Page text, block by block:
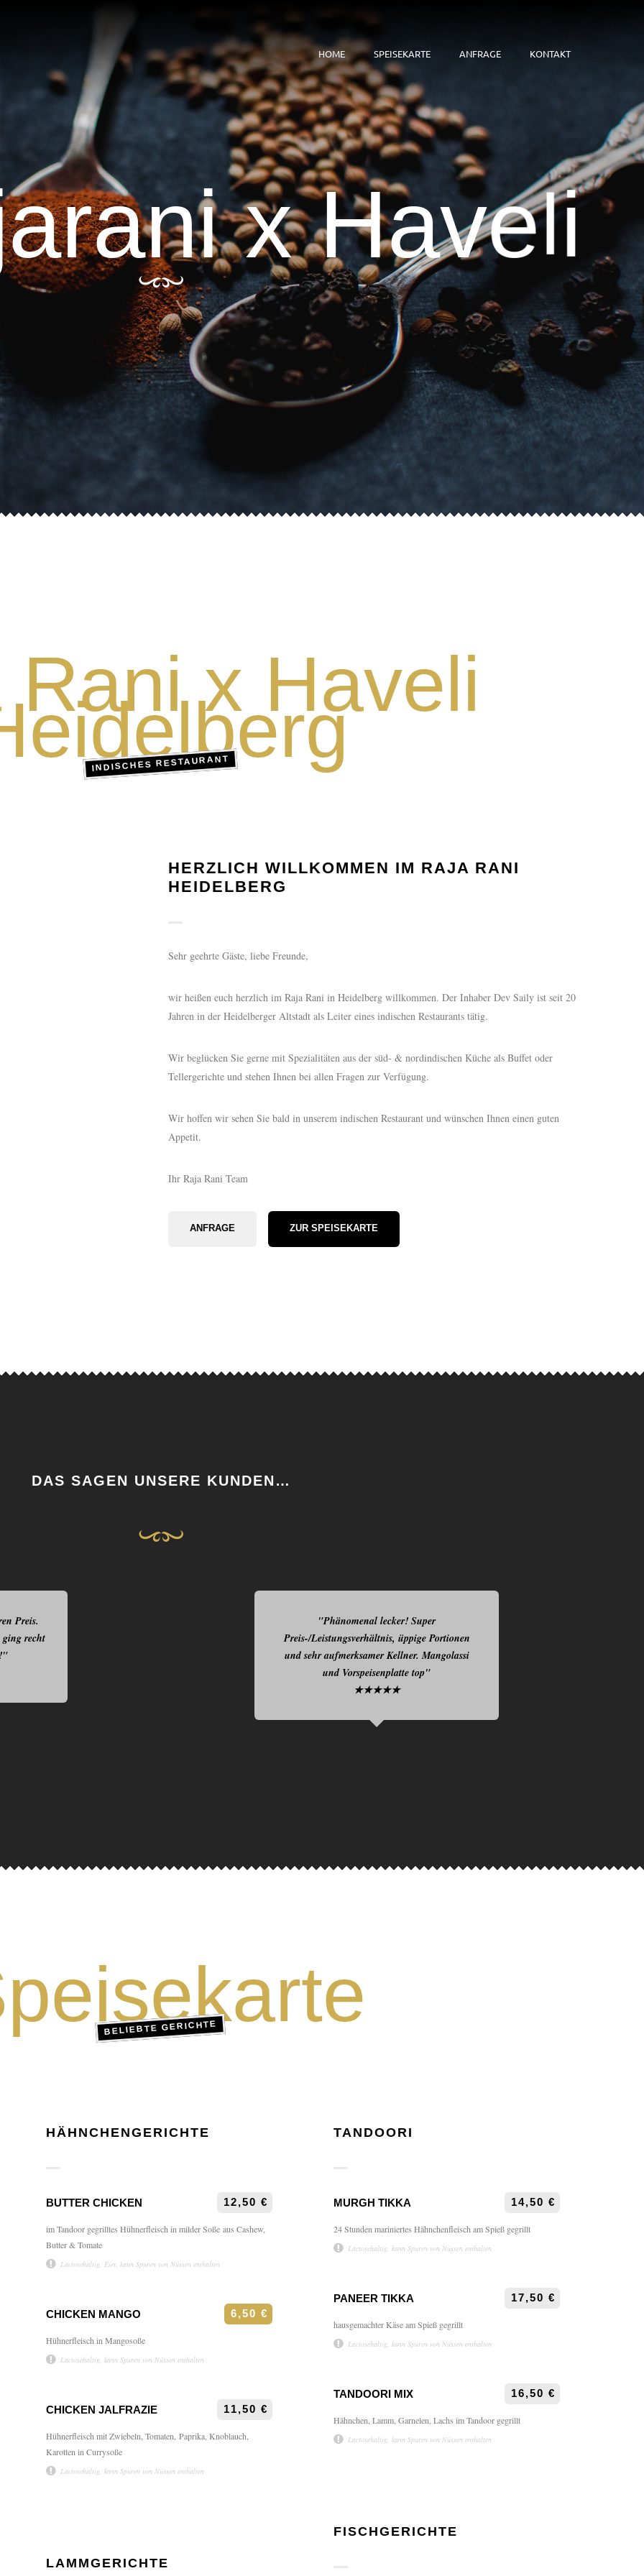
HOME SPEISEKARTE ANFRAGE KONTAKT
Rani x Haveli
INDISCHES RESTAURANT
HERZLICH WILLKOMMEN IM RAJA RANI
HEIDELBERG
Sehr geehrte Gäste, liebe Freunde,
wir heißen euch herzlich im Raja Rani in Heidelberg willkommen. Der Inhaber Dev Saily ist seit 20
Jahren in der Heidelberger Altstadt als Leiter eines indischen Restaurants tätig.
Wir beglücken Sie gerne mit Spezialitäten aus der süd- & nordindischen Küche als Buffet oder
Tellergerichte und stehen Ihnen bei allen Fragen zur Verfügung.
Wir hoffen wir sehen Sie bald in unserem indischen Restaurant und wünschen Ihnen einen guten
Appetit.
Ihr Raja Rani Team
ANFRAGE ZUR SPEISEKARTE
DAS SAGEN UNSERE KUNDEN…
Preis.
recht
"Phänomenal lecker! Super
Preis-/Leistungsverhältnis, üppige Portionen
und sehr aufmerksamer Kellner. Mangolassi
und Vorspeisenplatte top"
★★★★★
BELIEBTE GERICHTE
HÄHNCHENGERICHTE
BUTTER CHICKEN 12,50 €
im Tandoor gegrilltes Hühnerfleisch in milder Soße aus Cashew,
Butter & Tomate
Lactosehaltig, Eier, kann Spuren von Nüssen enthalten
CHICKEN MANGO 6,50 €
Hühnerfleisch in Mangosoße
Lactosehaltig, kann Spuren von Nüssen enthalten
CHICKEN JALFRAZIE 11,50 €
Hühnerfleisch mit Zwiebeln, Tomaten, Paprika, Knoblauch,
Karotten in Currysoße
Lactosehaltig, kann Spuren von Nüssen enthalten
LAMMGERICHTE
TANDOORI
MURGH TIKKA 14,50 €
24 Stunden mariniertes Hähnchenfleisch am Spieß gegrillt
Lactosehaltig, kann Spuren von Nüssen enthalten
PANEER TIKKA 17,50 €
hausgemachter Käse am Spieß gegrillt
Lactosehaltig, kann Spuren von Nüssen enthalten
TANDOORI MIX 16,50 €
Hähnchen, Lamm, Garnelen, Lachs im Tandoor gegrillt
Lactosehaltig, kann Spuren von Nüssen enthalten
FISCHGERICHTE